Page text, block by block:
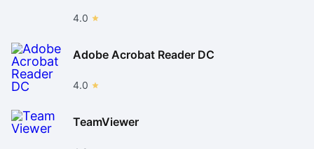
4.0
Adobe Acrobat Reader DC
4.0
TeamViewer